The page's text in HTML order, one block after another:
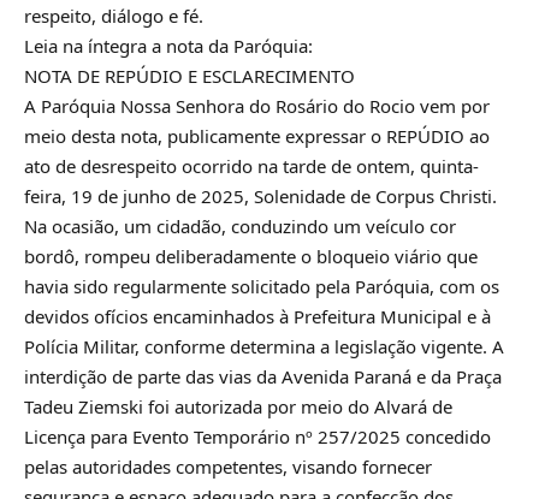
respeito, diálogo e fé.
Leia na íntegra a nota da Paróquia:
NOTA DE REPÚDIO E ESCLARECIMENTO
A Paróquia Nossa Senhora do Rosário do Rocio vem por
meio desta nota, publicamente expressar o REPÚDIO ao
ato de desrespeito ocorrido na tarde de ontem, quinta-
feira, 19 de junho de 2025, Solenidade de Corpus Christi.
Na ocasião, um cidadão, conduzindo um veículo cor
bordô, rompeu deliberadamente o bloqueio viário que
havia sido regularmente solicitado pela Paróquia, com os
devidos ofícios encaminhados à Prefeitura Municipal e à
Polícia Militar, conforme determina a legislação vigente. A
interdição de parte das vias da Avenida Paraná e da Praça
Tadeu Ziemski foi autorizada por meio do Alvará de
Licença para Evento Temporário nº 257/2025 concedido
pelas autoridades competentes, visando fornecer